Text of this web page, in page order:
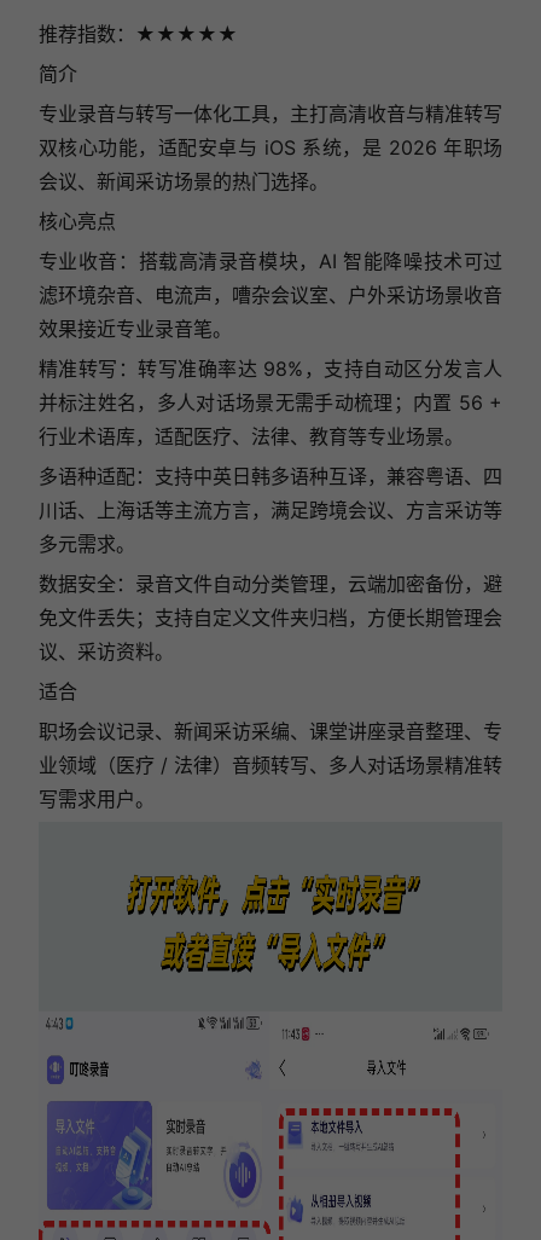
推荐指数：★★★★★
简介
专业录音与转写一体化工具，主打高清收音与精准转写
双核心功能，适配安卓与 iOS 系统，是 2026 年职场
会议、新闻采访场景的热门选择。
核心亮点
专业收音：搭载高清录音模块，AI 智能降噪技术可过
滤环境杂音、电流声，嘈杂会议室、户外采访场景收音
效果接近专业录音笔。
精准转写：转写准确率达 98%，支持自动区分发言人
并标注姓名，多人对话场景无需手动梳理；内置 56 +
行业术语库，适配医疗、法律、教育等专业场景。
多语种适配：支持中英日韩多语种互译，兼容粤语、四
川话、上海话等主流方言，满足跨境会议、方言采访等
多元需求。
数据安全：录音文件自动分类管理，云端加密备份，避
免文件丢失；支持自定义文件夹归档，方便长期管理会
议、采访资料。
适合
职场会议记录、新闻采访采编、课堂讲座录音整理、专
业领域（医疗 / 法律）音频转写、多人对话场景精准转
写需求用户。